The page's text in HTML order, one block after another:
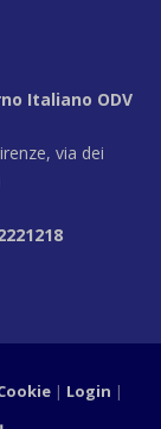
Italiano ODV
via dei
Login |